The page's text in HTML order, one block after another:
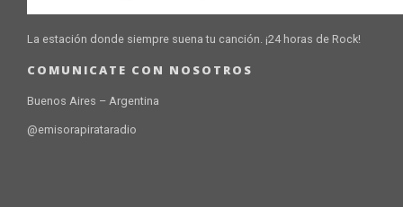
La estación donde siempre suena tu canción. ¡24 horas de Rock!
COMUNICATE CON NOSOTROS
Buenos Aires – Argentina
@emisorapirataradio